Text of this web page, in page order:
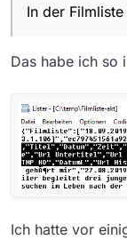
In der
Das habe ich so
Ich hatte vor